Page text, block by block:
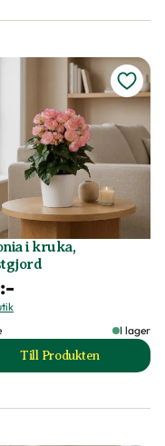
produktsida
i kruka,
:-
I lager
Till Produkten
till Begonia i